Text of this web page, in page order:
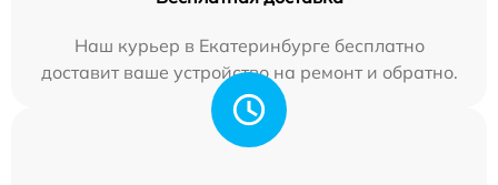
Наш курьер в Екатеринбурге бесплатно
доставит ваше устройство на ремонт и обратно.